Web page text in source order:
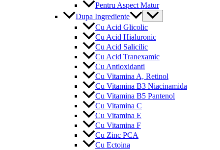
Pentru Aspect Matur
Dupa Ingrediente
Menu
Toggle
Cu Acid Glicolic
Cu Acid Hialuronic
Cu Acid Salicilic
Cu Acid Tranexamic
Cu Antioxidanti
Cu Vitamina A, Retinol
Cu Vitamina B3 Niacinamida
Cu Vitamina B5 Pantenol
Cu Vitamina C
Cu Vitamina E
Cu Vitamina F
Cu Zinc PCA
Cu Ectoina